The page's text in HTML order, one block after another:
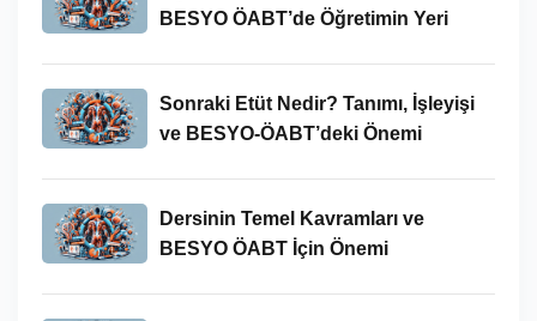
BESYO ÖABT’de Öğretimin Yeri
Sonraki Etüt Nedir? Tanımı, İşleyişi
ve BESYO-ÖABT’deki Önemi
Dersinin Temel Kavramları ve
BESYO ÖABT İçin Önemi